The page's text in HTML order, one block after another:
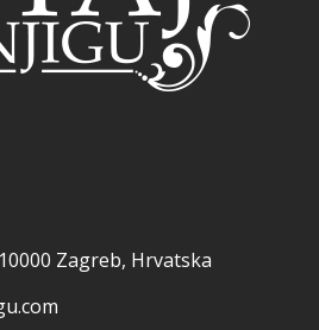
Zagreb, Hrvatska